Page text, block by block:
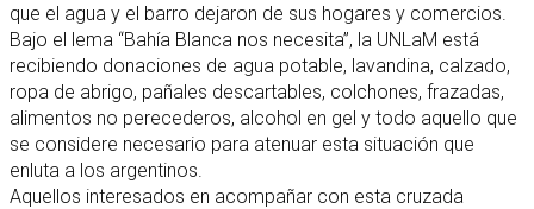
que el agua y el barro dejaron de sus hogares y comercios.
Bajo el lema “Bahía Blanca nos necesita”, la UNLaM está
recibiendo donaciones de agua potable, ⁠lavandina, calzado,
ropa de abrigo, pañales descartables, colchones, frazadas,
alimentos no perecederos, alcohol en gel y todo aquello que
se considere necesario para atenuar esta situación que
enluta a los argentinos.
Aquellos interesados en acompañar con esta cruzada